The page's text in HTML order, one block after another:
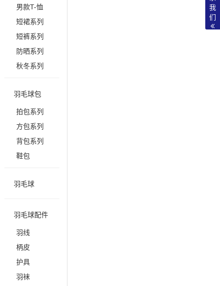
男款T-恤
短裙系列
短裤系列
防晒系列
秋冬系列
羽毛球包
拍包系列
方包系列
背包系列
鞋包
羽毛球
羽毛球配件
羽线
柄皮
护具
羽袜
我
们